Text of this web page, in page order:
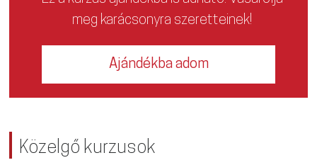
meg karácsonyra szeretteinek!
Ajándékba adom
Közelgő kurzusok